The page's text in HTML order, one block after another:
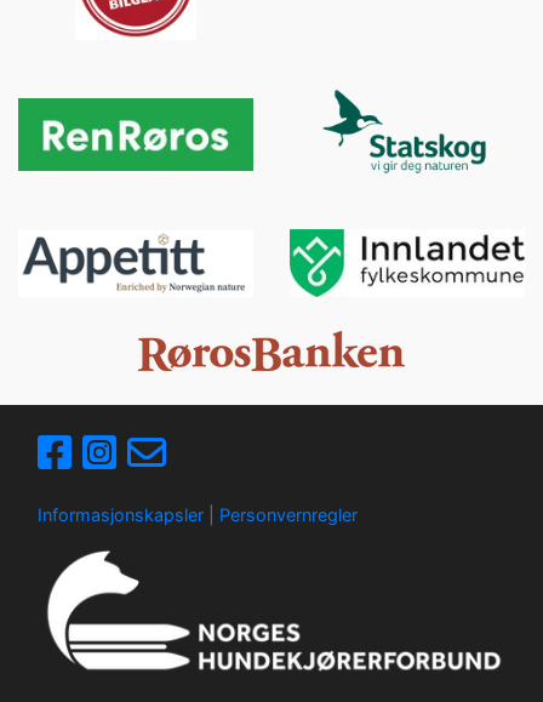
Informasjonskapsler Personvernregler